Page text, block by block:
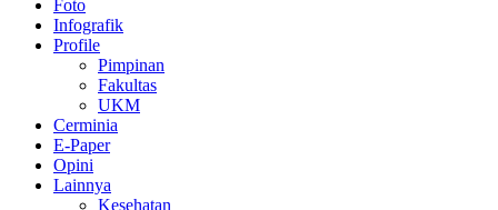
Foto
Infografik
Profile
Pimpinan
Fakultas
UKM
Cerminia
E-Paper
Opini
Lainnya
Kesehatan